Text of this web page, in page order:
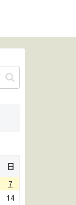
日
7
14